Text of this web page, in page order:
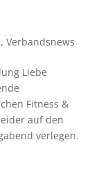
, Verbandsnews
Liebe
Fitness &
auf den
verlegen.